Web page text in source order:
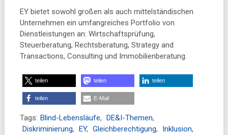
EY bietet sowohl großen als auch mittelständischen
Unternehmen ein umfangreiches Portfolio von
Dienstleistungen an: Wirtschaftsprüfung,
Steuerberatung, Rechtsberatung, Strategy and
Transactions, Consulting und Immobilienberatung.
teilen teilen teilen
teilen E-Mail
Tags: Blind-Lebensläufe, DE&I-Themen,
Diskriminierung, EY, Gleichberechtigung, Inklusion,